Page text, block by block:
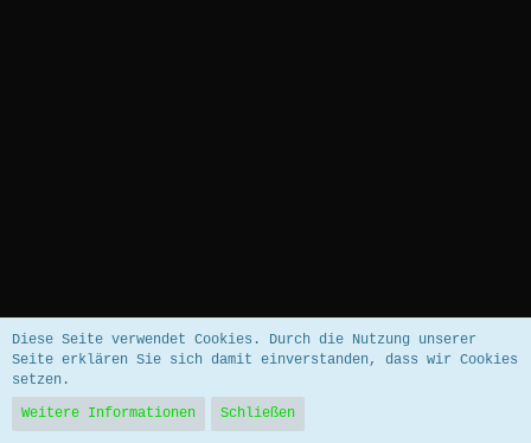
Community-Software:WoltLab Suite™ 5.5.26
Diese Seite verwendet Cookies. Durch die Nutzung unserer
Seite erklären Sie sich damit einverstanden, dass wir Cookies
setzen.
Weitere Informationen
Schließen